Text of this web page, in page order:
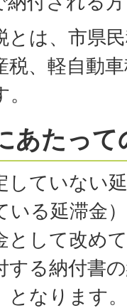
とは、市県
税、軽自動
あたって
していない
いる延滞金
として改め
する納付書
となります